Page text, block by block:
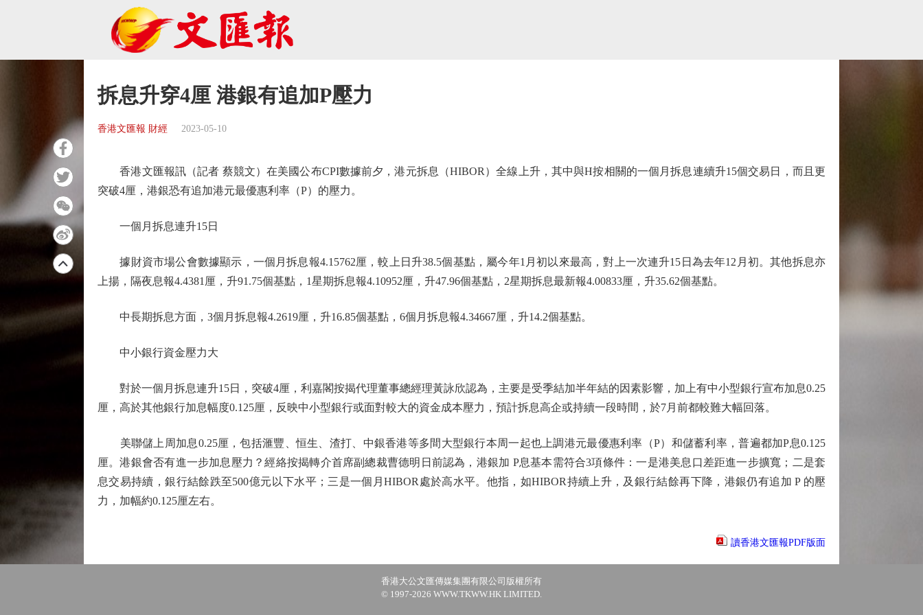
拆息升穿4厘 港銀有追加P壓力
香港文匯報 財經 2023-05-10
香港文匯報訊（記者 蔡競文）在美國公布CPI數據前夕，港元拆息（HIBOR）全線上升，其中與H按相關的一個月拆息連續升15個交易日，而且更
突破4厘，港銀恐有追加港元最優惠利率（P）的壓力。
一個月拆息連升15日
據財資市場公會數據顯示，一個月拆息報4.15762厘，較上日升38.5個基點，屬今年1月初以來最高，對上一次連升15日為去年12月初。其他拆息亦
上揚，隔夜息報4.4381厘，升91.75個基點，1星期拆息報4.10952厘，升47.96個基點，2星期拆息最新報4.00833厘，升35.62個基點。
中長期拆息方面，3個月拆息報4.2619厘，升16.85個基點，6個月拆息報4.34667厘，升14.2個基點。
中小銀行資金壓力大
對於一個月拆息連升15日，突破4厘，利嘉閣按揭代理董事總經理黃詠欣認為，主要是受季結加半年結的因素影響，加上有中小型銀行宣布加息0.25
厘，高於其他銀行加息幅度0.125厘，反映中小型銀行或面對較大的資金成本壓力，預計拆息高企或持續一段時間，於7月前都較難大幅回落。
美聯儲上周加息0.25厘，包括滙豐、恒生、渣打、中銀香港等多間大型銀行本周一起也上調港元最優惠利率（P）和儲蓄利率，普遍都加P息0.125
厘。港銀會否有進一步加息壓力？經絡按揭轉介首席副總裁曹德明日前認為，港銀加 P息基本需符合3項條件：一是港美息口差距進一步擴寬；二是套
息交易持續，銀行結餘跌至500億元以下水平；三是一個月HIBOR處於高水平。他指，如HIBOR持續上升，及銀行結餘再下降，港銀仍有追加 P 的壓
力，加幅約0.125厘左右。
讀香港文匯報PDF版面
香港大公文匯傳媒集團有限公司版權所有
© 1997-2026 WWW.TKWW.HK LIMITED.